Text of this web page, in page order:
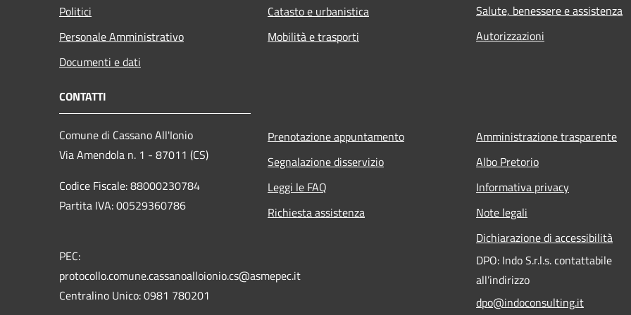
Politici
Personale Amministrativo
Documenti e dati
Catasto e urbanistica
Mobilità e trasporti
Salute, benessere e assistenza
Autorizzazioni
CONTATTI
Comune di Cassano All'Ionio
Via Amendola n. 1 - 87011 (CS)
Codice Fiscale: 88000230784
Partita IVA: 00529360786
PEC:
protocollo.comune.cassanoalloionio.cs@asmepec.it
Centralino Unico: 0981 780201
Prenotazione appuntamento
Segnalazione disservizio
Leggi le FAQ
Richiesta assistenza
Amministrazione trasparente
Albo Pretorio
Informativa privacy
Note legali
Dichiarazione di accessibilità
DPO: Indo S.r.l.s. contattabile
all’indirizzo
dpo@indoconsulting.it